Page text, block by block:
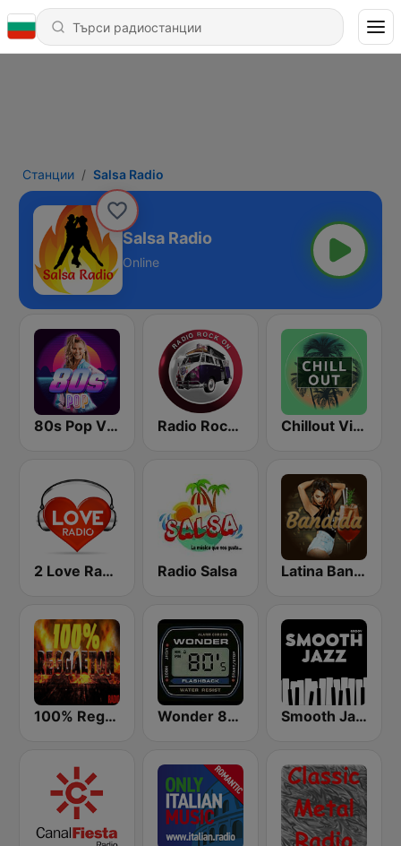
Станции Salsa Radio
Salsa Radio
Online
80s Pop Vibes Radio Rock On Chillout Vibes
2 Love Radio Radio Salsa Latina Bandida!
100% Reggaeton Radio Wonder 80's Smooth Jazz - Groov